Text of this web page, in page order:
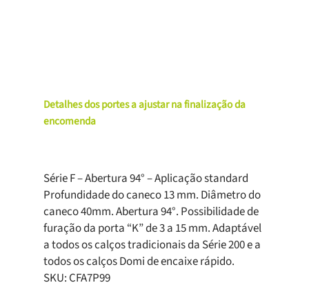
Detalhes dos portes a ajustar na finalização da
encomenda
Série F – Abertura 94° – Aplicação standard
Profundidade do caneco 13 mm. Diâmetro do
caneco 40mm. Abertura 94°. Possibilidade de
furação da porta “K” de 3 a 15 mm. Adaptável
a todos os calços tradicionais da Série 200 e a
todos os calços Domi de encaixe rápido.
SKU: CFA7P99